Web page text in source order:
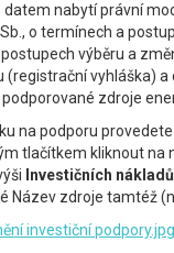
nabytí právní
o termínech a
výběru a
(registrační vyhláška)
zdroje
na podporu provedete
tlačítkem kliknout
Investičních nákladů
Název zdroje tamtéž
investiční podpory.jpg